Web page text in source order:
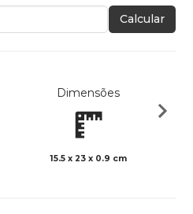
Calcular
Dimensões
15.5 x 23 x 0.9 cm